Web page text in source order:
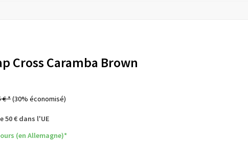
Cross Caramba Brown
€ *(30% économisé)
€ dans l'UE
(en Allemagne)*